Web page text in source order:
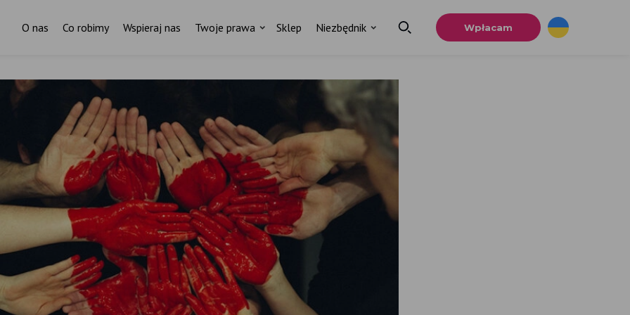
O nas Co robimy Wspieraj nas Twoje prawa Sklep Niezbędnik Wpłacam